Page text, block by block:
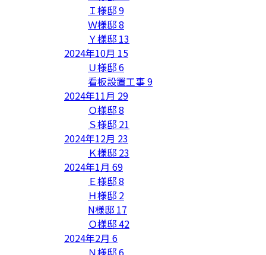
Ｉ様邸9
Ｗ様邸8
Ｙ様邸 13
2024年10月 15
Ｕ様邸6
看板設置工事9
2024年11月 29
Ｏ様邸8
Ｓ様邸 21
2024年12月 23
Ｋ様邸 23
2024年1月 69
Ｅ様邸8
Ｈ様邸 2
N様邸 17
Ｏ様邸42
2024年2月 6